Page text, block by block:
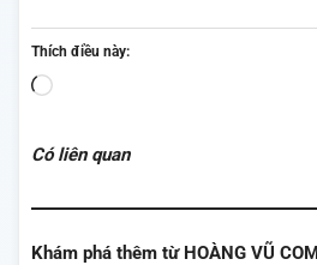
Thích điều này:
Đang
Có liên quan
Khám phá thêm từ HOÀNG VŨ